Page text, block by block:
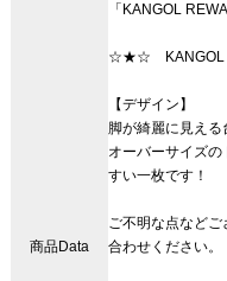
商品Data
「KANGOL
☆★☆ KANGOL
【デザイン】
脚が綺麗に見える
オーバーサイズ
すい一枚です！
ご不明な点など
合わせください。